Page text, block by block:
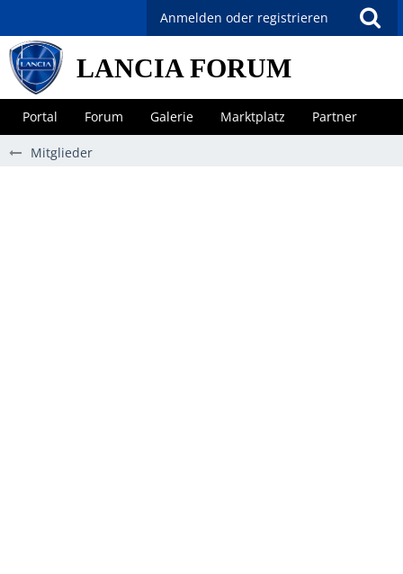
Anmelden oder registrieren
LANCIA FORUM
Portal Forum Galerie Marktplatz Partner
Mitglieder